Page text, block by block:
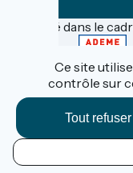
Financé dans le
Contact
Données personnelles
Mentions légales
Réalisation :
Ce site
contrôle sur
Tout refuser